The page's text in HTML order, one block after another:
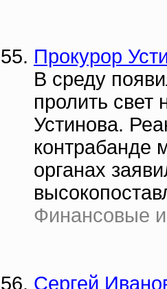
Прокурор
В среду
пролить свет
Устинова.
контрабанде
органах
Финансовые
Сергей